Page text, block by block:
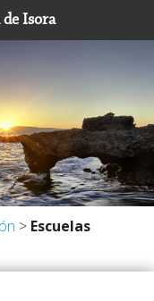
Isora
> Escuelas